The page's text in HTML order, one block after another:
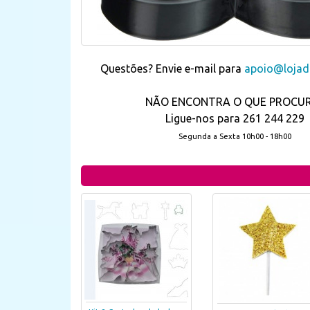
Questões? Envie e-mail para
NÃO ENCONTRA O QUE
Ligue-nos para 261 244 229
Segunda a Sexta 10h00 - 18h00